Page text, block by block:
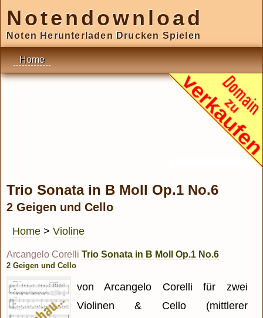
Notendownload
Noten Herunterladen Drucken Spielen
Home
Trio Sonata in B Moll Op.1 No.6
2 Geigen und Cello
Home > Violine
Arcangelo Corelli Trio Sonata in B Moll Op.1 No.6
2 Geigen und Cello
von Arcangelo Corelli für zwei
Violinen & Cello (mittlerer